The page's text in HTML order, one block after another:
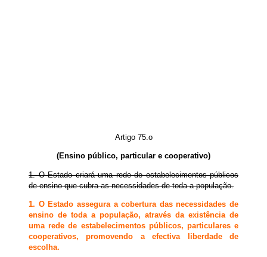
Artigo 75.o
(Ensino público, particular e cooperativo)
1. O Estado criará uma rede de estabelecimentos públicos
de ensino que cubra as necessidades de toda a população.
1. O Estado assegura a cobertura das necessidades de
ensino de toda a população, através da existência de
uma rede de estabelecimentos públicos, particulares e
cooperativos,promovendo a efectiva liberdade de
escolha.